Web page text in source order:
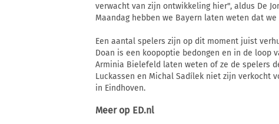
verwacht van zijn ontwikkeling hier", aldus De
Maandag hebben we Bayern laten weten dat
Een aantal spelers zijn op dit moment juist
Doan is een koopoptie bedongen en in de loop
Arminia Bielefeld laten weten of ze de spelers
Luckassen en Michal Sadílek niet zijn verkocht
in Eindhoven.
Meer op ED.nl